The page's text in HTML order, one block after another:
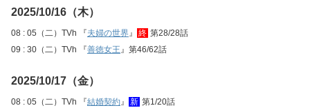
2025/10/16（木）
08 : 05（二）TVh 『夫婦の世界』 終 第28/28話
09 : 30（二）TVh 『善徳女王』第46/62話
2025/10/17（金）
08 : 05（二）TVh 『結婚契約』 新 第1/20話